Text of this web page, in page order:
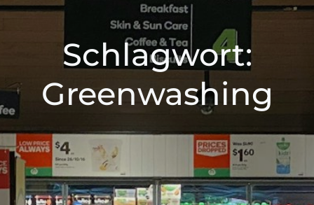
Schlagwort:
Greenwashing